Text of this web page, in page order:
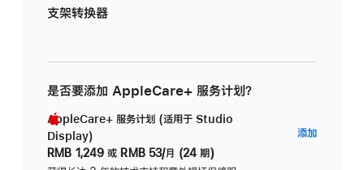
支架转换器
是否要添加 AppleCare+ 服务计划？
AppleCare+ 服务计划 (适用于 Studio
Display)
RMB 1,249 或 RMB 53/月 (24 期)
添加